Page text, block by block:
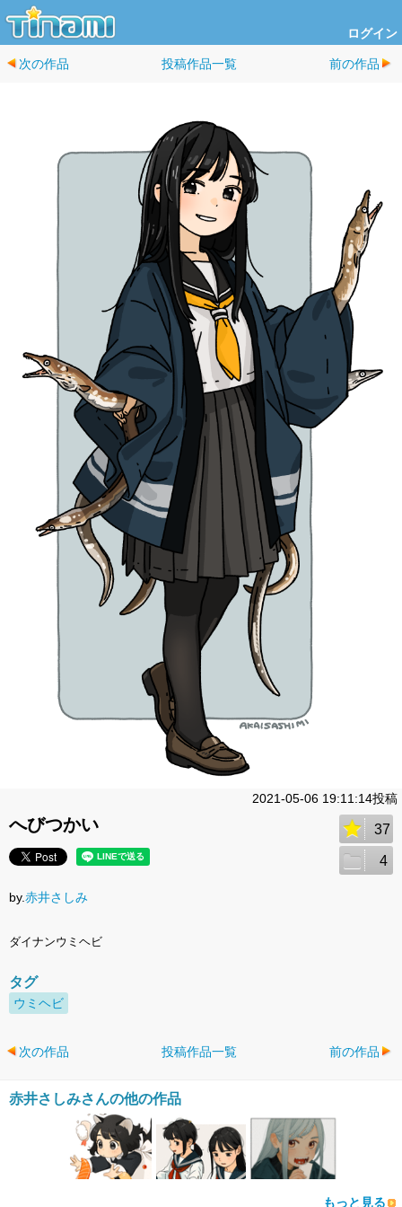
ログイン
次の作品 投稿作品一覧 前の作品
2021-05-06 19:11:14投稿
へびつかい 37
4
by.赤井さしみ
ダイナンウミヘビ
タグ
ウミヘビ
次の作品 投稿作品一覧 前の作品
赤井さしみさんの他の作品
もっと見る